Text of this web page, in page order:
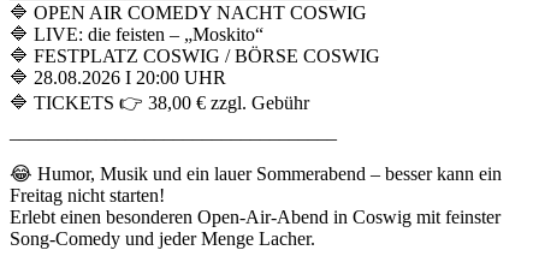
🔷 OPEN AIR COMEDY NACHT COSWIG
🔷 LIVE: die feisten – „Moskito“
🔷 FESTPLATZ COSWIG / BÖRSE COSWIG
🔷 28.08.2026 I 20:00 UHR
🔷 TICKETS 👉 38,00 € zzgl. Gebühr
😂 Humor, Musik und ein lauer Sommerabend – besser kann ein
Freitag nicht starten!
Erlebt einen besonderen Open-Air-Abend in Coswig mit feinster
Song-Comedy und jeder Menge Lacher.